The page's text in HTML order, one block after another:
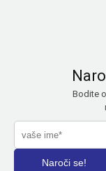
Bodite